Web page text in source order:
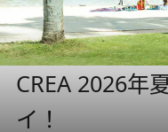
CREA 2026年
イ！